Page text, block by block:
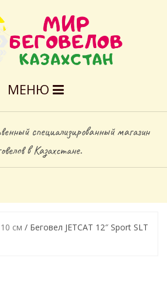
МЕНЮ
специализированный магазин
в Казахстане.
см / Беговел JETCAT 12″ Sport SLT